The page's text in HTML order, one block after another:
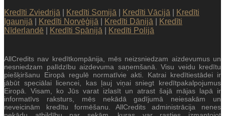
Kredīti Zviedrijā Kredīti Somijā Kredīti Vācijā
Kredīti
Igaunijā
Kredīti Norvēģijā Kredīti Dānijā
Kredīti
Nīderlandē
Kredīti Spānijā Kredīti Polijā
AllCredits nav kredītkompānija, mēs neizsniedzam aizdevumus un
nesniedzam palīdzību aizdevuma saņemšanā. Visu veidu kredītu
piešķiršanu Eiropā regulē normatīvie akti. Katrai kredītiestādei ir
jābūt speciālai licencei, kas ļauj viņai sniegt kredītpakalpojumus
Eiropā. Visam, ko Jūs varat izlasīt un atrast šajā mājas lapā ir
informatīvs raksturs, mēs nekādā gadījumā neiesakām un
neveicinām kredītu formēšanu. AllCredits administrācija nenes